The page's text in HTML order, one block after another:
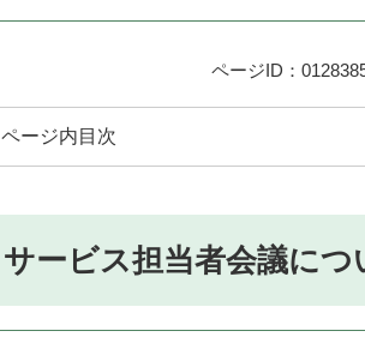
ページID：
ページ内目次
サービス担当者会議につ